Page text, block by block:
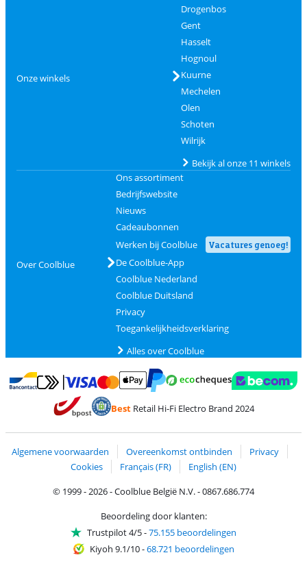
Onze winkels
Drogenbos
Gent
Hasselt
Hognoul
Kuurne
Mechelen
Olen
Schoten
Wilrijk
Bekijk al onze 11 winkels
Over Coolblue
Ons assortiment
Bedrijfswebsite
Nieuws
Cadeaubonnen
Werken bij Coolblue
Vacatures genoeg!
De Coolblue-App
Coolblue Nederland
Coolblue Duitsland
Privacy
Toegankelijkheidsverklaring
Alles over Coolblue
Betalen met Bancontact
Betalen met MasterCard en Visa via ClickToPay
BestRetail Hi-Fi Electro Brand 2024
Algemene voorwaarden Overeenkomst ontbinden
Privacy
Cookies
Français (FR)
English (EN)
© 1999 - 2026 - Coolblue België N.V. - 0867.686.774
Beoordeling door klanten:
Trustpilot 4/5-75.155 beoordelingen
Kiyoh 9.1/10-68.721 beoordelingen